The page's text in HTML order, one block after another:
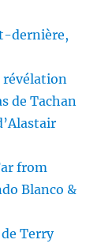
dernière,
révélation
de Tachan
from
Blanco &
Terry